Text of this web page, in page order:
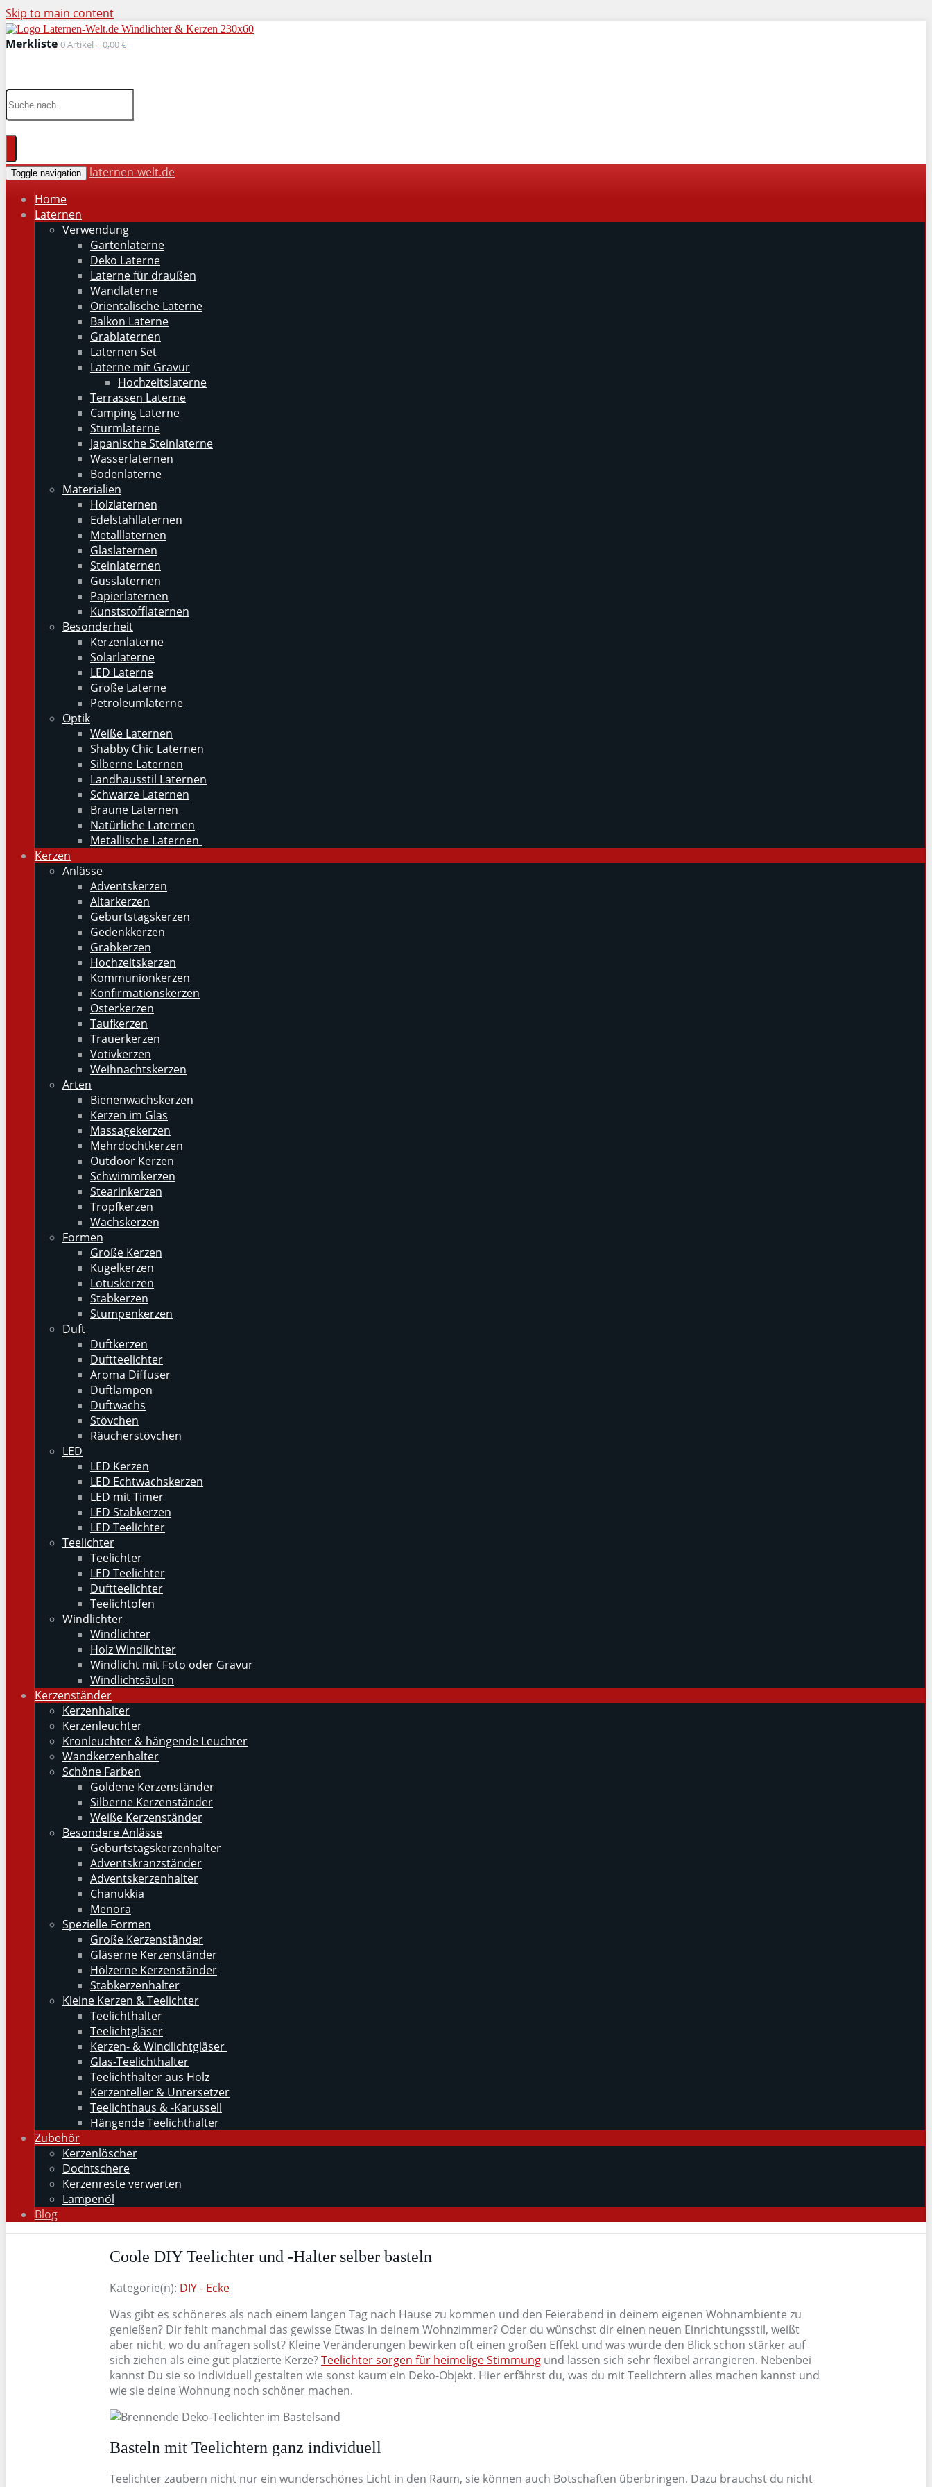
Skip to main content
Merkliste 0Artikel | 0,00 €
Toggle navigation
laternen-welt.de
Home
Laternen
Verwendung
Gartenlaterne
Deko Laterne
Laterne für draußen
Wandlaterne
Orientalische Laterne
Balkon Laterne
Grablaternen
Laternen Set
Laterne mit Gravur
Hochzeitslaterne
Terrassen Laterne
Camping Laterne
Sturmlaterne
Japanische Steinlaterne
Wasserlaternen
Bodenlaterne
Materialien
Holzlaternen
Edelstahllaternen
Metalllaternen
Glaslaternen
Steinlaternen
Gusslaternen
Papierlaternen
Kunststofflaternen
Besonderheit
Kerzenlaterne
Solarlaterne
LED Laterne
Große Laterne
Petroleumlaterne
Optik
Weiße Laternen
Shabby Chic Laternen
Silberne Laternen
Landhausstil Laternen
Schwarze Laternen
Braune Laternen
Natürliche Laternen
Metallische Laternen
Kerzen
Anlässe
Adventskerzen
Altarkerzen
Geburtstagskerzen
Gedenkkerzen
Grabkerzen
Hochzeitskerzen
Kommunionkerzen
Konfirmationskerzen
Osterkerzen
Taufkerzen
Trauerkerzen
Votivkerzen
Weihnachtskerzen
Arten
Bienenwachskerzen
Kerzen im Glas
Massagekerzen
Mehrdochtkerzen
Outdoor Kerzen
Schwimmkerzen
Stearinkerzen
Tropfkerzen
Wachskerzen
Formen
Große Kerzen
Kugelkerzen
Lotuskerzen
Stabkerzen
Stumpenkerzen
Duft
Duftkerzen
Duftteelichter
Aroma Diffuser
Duftlampen
Duftwachs
Stövchen
Räucherstövchen
LED
LED Kerzen
LED Echtwachskerzen
LED mit Timer
LED Stabkerzen
LED Teelichter
Teelichter
Teelichter
LED Teelichter
Duftteelichter
Teelichtofen
Windlichter
Windlichter
Holz Windlichter
Windlicht mit Foto oder Gravur
Windlichtsäulen
Kerzenständer
Kerzenhalter
Kerzenleuchter
Kronleuchter & hängende Leuchter
Wandkerzenhalter
Schöne Farben
Goldene Kerzenständer
Silberne Kerzenständer
Weiße Kerzenständer
Besondere Anlässe
Geburtstagskerzenhalter
Adventskranzständer
Adventskerzenhalter
Chanukkia
Menora
Spezielle Formen
Große Kerzenständer
Gläserne Kerzenständer
Hölzerne Kerzenständer
Stabkerzenhalter
Kleine Kerzen & Teelichter
Teelichthalter
Teelichtgläser
Kerzen- & Windlichtgläser
Glas-Teelichthalter
Teelichthalter aus Holz
Kerzenteller & Untersetzer
Teelichthaus & -Karussell
Hängende Teelichthalter
Zubehör
Kerzenlöscher
Dochtschere
Kerzenreste verwerten
Lampenöl
Blog
Coole DIY Teelichter und -Halter selber basteln
Kategorie(n): DIY - Ecke
Was gibt es schöneres als nach einem langen Tag nach Hause zu kommen und den Feierabend in deinem eigenen Wohnambiente zu
genießen? Dir fehlt manchmal das gewisse Etwas in deinem Wohnzimmer? Oder du wünschst dir einen neuen Einrichtungsstil, weißt
aber nicht, wo du anfragen sollst? Kleine Veränderungen bewirken oft einen großen Effekt und was würde den Blick schon stärker auf
sich ziehen als eine gut platzierte Kerze?Teelichter sorgen für heimelige Stimmung und lassen sich sehr flexibel arrangieren. Nebenbei
kannst Du sie so individuell gestalten wie sonst kaum ein Deko-Objekt. Hier erfährst du, was du mit Teelichtern alles machen kannst und
wie sie deine Wohnung noch schöner machen.
Basteln mit Teelichtern ganz individuell
Teelichter zaubern nicht nur ein wunderschönes Licht in den Raum, sie können auch Botschaften überbringen. Dazu brauchst du nicht